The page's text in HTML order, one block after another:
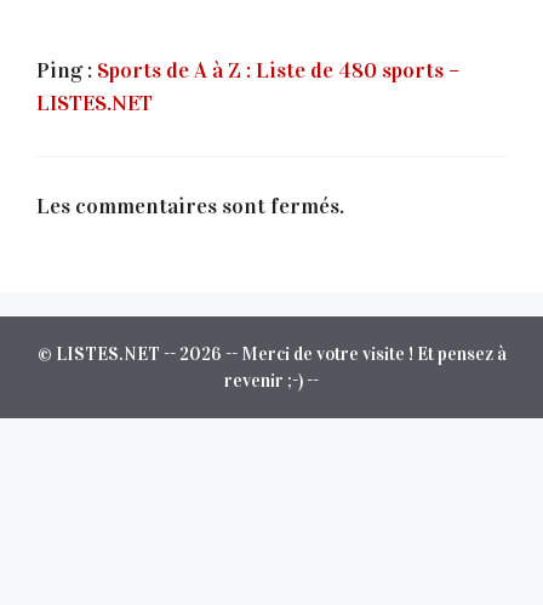
Ping : Sports de A à Z : Liste de 480 sports –
LISTES.NET
Les commentaires sont fermés.
© LISTES.NET -- 2026 -- Merci de votre visite ! Et pensez à
revenir ;-) --